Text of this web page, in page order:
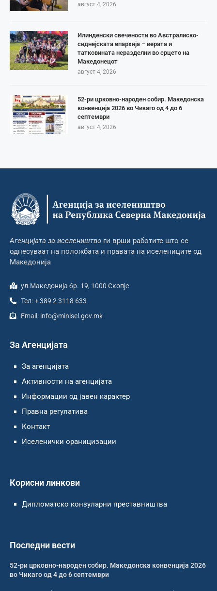
август 4, 2026
Илинденски свечености во Австралиско-
сиднејската епархија – верата и
татковината неразделни во срцето на
Македонецот
август 4, 2026
52-ри црковно-народен собир. Македонска
конвенција 2026 во Чикаго од 4 до 6
септември
август 4, 2026
Агенцијата за иселеништво ги врши работите што се
однесуваат на положбата и правата на иселениците од
Македонија
ул.Македонија бр. 19, 1000 Скопје
Тел: + 389 2 3118 633
Email: info@minisel.gov.mk
За Агенцијата
За агенцијата
Активности на агенцијата
Информации од јавен карактер
Правна регулатива
Контакт
Иселенички ораницизации
Корисни линкови
Дипломатско конзуларни преставништва
Последни вести
52-ри црковно-народен собир. Македонска конвенција 2026
во Чикаго од 4 до 6 септември